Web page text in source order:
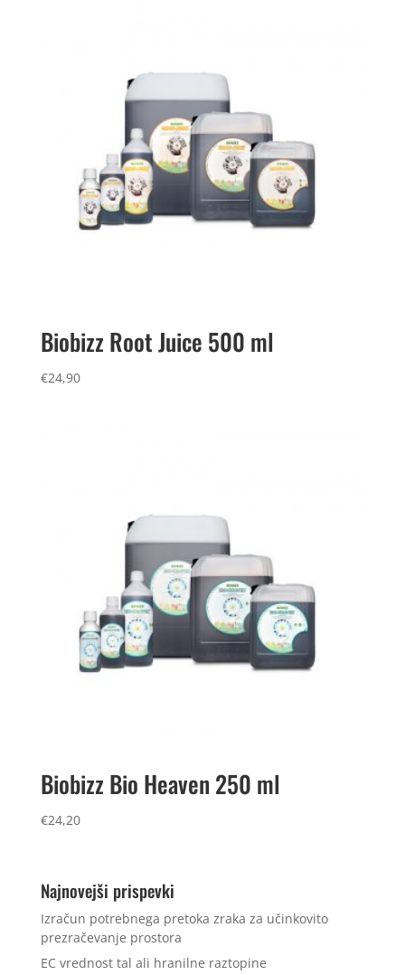
Biobizz Root Juice 500 ml
€24,90
Biobizz Bio Heaven 250 ml
€24,20
Najnovejši prispevki
Izračun potrebnega pretoka zraka za učinkovito
prezračevanje prostora
EC vrednost tal ali hranilne raztopine